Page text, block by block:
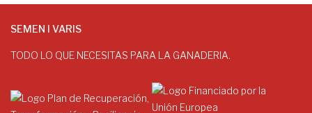
SEMEN I VARIS
TODO LO QUE NECESITAS PARA LA GANADERIA.